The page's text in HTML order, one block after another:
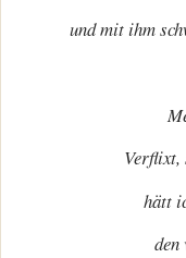
und mit ihm
hätt
den